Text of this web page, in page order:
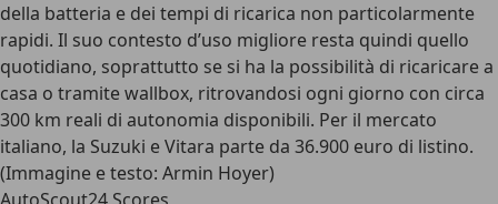
della batteria e dei tempi di ricarica non particolarmente
rapidi. Il suo contesto d’uso migliore resta quindi quello
quotidiano, soprattutto se si ha la possibilità di ricaricare a
casa o tramite wallbox, ritrovandosi ogni giorno con circa
300 km reali di autonomia disponibili. Per il mercato
italiano, la Suzuki e Vitara parte da 36.900 euro di listino.
(Immagine e testo: Armin Hoyer)